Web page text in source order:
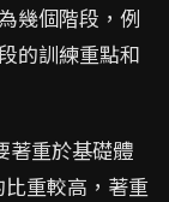
幾個階段，例
的訓練重點和
著重於基礎體
重較高，著重